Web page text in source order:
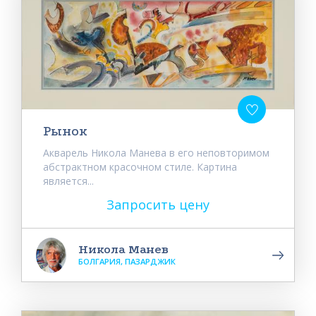
Рынок
Акварель Никола Манева в его неповторимом
абстрактном красочном стиле. Картина
является...
Запросить цену
Никола Манев
БОЛГАРИЯ, ПАЗАРДЖИК